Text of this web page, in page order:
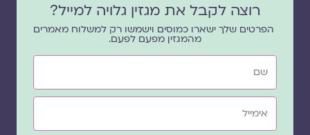
רוצה לקבל את מגזין גלויה למייל?
הפרטים שלך ישארו כמוסים וישמשו רק למשלוח מאמרים
מהמגזין מפעם לפעם.
שם
אימייל